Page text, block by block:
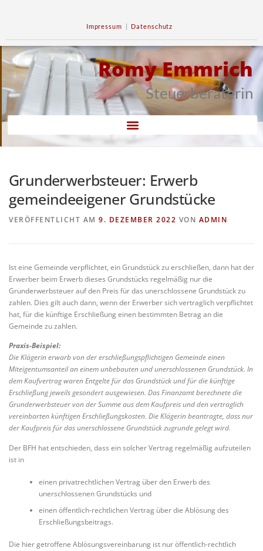
Impressum | Datenschutz
Romy Emmrich
Steuerberaterin
Grunderwerbsteuer: Erwerb
gemeindeeigener Grundstücke
VERÖFFENTLICHT AM 9. DEZEMBER 2022 VON ADMIN
Ist eine Gemeinde verpflichtet, ein Grundstück zu erschließen, dann hat der
Erwerber beim Erwerb dieses Grundstücks regelmäßig nur die
Grunderwerbsteuer auf den Preis für das unerschlossene Grundstück zu
zahlen. Dies gilt auch dann, wenn der Erwerber sich vertraglich verpflichtet
hat, für die künftige Erschließung einen bestimmten Betrag an die
Gemeinde zu zahlen.
Praxis-Beispiel:
Die Klägerin erwarb von der erschließungspflichtigen Gemeinde einen
Miteigentumsanteil an einem unbebauten und unerschlossenen Grundstück. In
dem Kaufvertrag waren Entgelte für das Grundstück und für die künftige
Erschließung jeweils gesondert ausgewiesen. Das Finanzamt berechnete die
Grunderwerbsteuer von der Summe aus dem Kaufpreis und den vertraglich
vereinbarten künftigen Erschließungskosten. Die Klägerin beantragte, dass nur
der Kaufpreis für das unerschlossene Grundstück zugrunde gelegt wird.
Der BFH hat entschieden, dass ein solcher Vertrag regelmäßig aufzuteilen
ist in
einen privatrechtlichen Vertrag über den Erwerb des
unerschlossenen Grundstücks und
einen öffentlich-rechtlichen Vertrag über die Ablösung des
Erschließungsbeitrags.
Die hier getroffene Ablösungsvereinbarung ist nur öffentlich-rechtlich